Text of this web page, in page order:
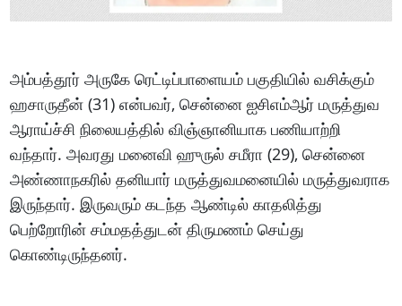
அம்பத்தூர் அருகே ரெட்டிப்பாளையம் பகுதியில் வசிக்கும்
ஹசாருதீன் (31) என்பவர், சென்னை ஐசிஎம்ஆர் மருத்துவ
ஆராய்ச்சி நிலையத்தில் விஞ்ஞானியாக பணியாற்றி
வந்தார். அவரது மனைவி ஹுருல் சமீரா (29), சென்னை
அண்ணாநகரில் தனியார் மருத்துவமனையில் மருத்துவராக
இருந்தார். இருவரும் கடந்த ஆண்டில் காதலித்து
பெற்றோரின் சம்மதத்துடன் திருமணம் செய்து
கொண்டிருந்தனர்.